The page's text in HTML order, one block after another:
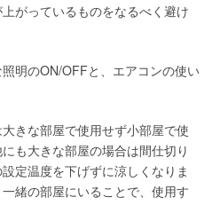
がっているものをなるべく避け
明のON/OFFと、エアコンの使い
きな部屋で使用せず小部屋で使
も大きな部屋の場合は間仕切り
定温度を下げずに涼しくなりま
緒の部屋にいることで、使用す